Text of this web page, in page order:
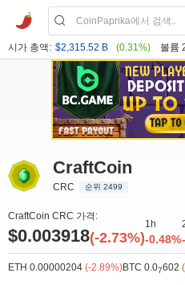
시가 총액: $2,315.52 B (0.31%) 볼륨
CraftCoin
CRC 순위 2499
CraftCoin CRC 가격:
$0.003918(-2.73%)
1h
-0.48%
ETH 0.00000204 (-2.89%)BTC 0.07602